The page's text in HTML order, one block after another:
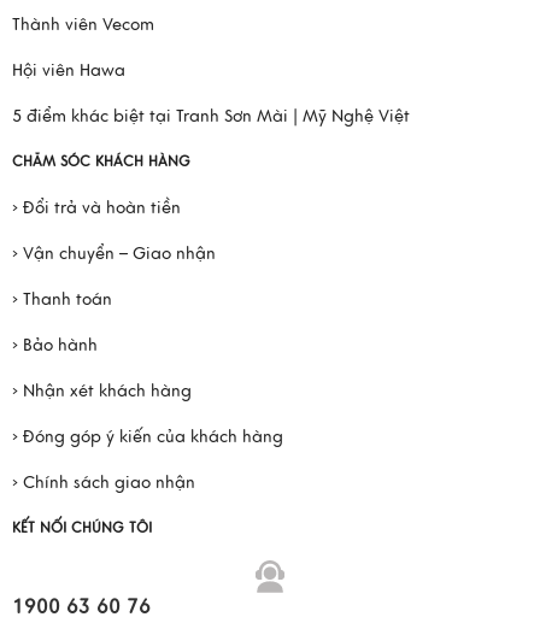
Thành viên Vecom
Hội viên Hawa
5 điểm khác biệt tại Tranh Sơn Mài | Mỹ Nghệ Việt
CHĂM SÓC KHÁCH HÀNG
› Đổi trả và hoàn tiền
› Vận chuyển – Giao nhận
› Thanh toán
› Bảo hành
› Nhận xét khách hàng
› Đóng góp ý kiến của khách hàng
› Chính sách giao nhận
KẾT NỐI CHÚNG TÔI
1900 63 60 76